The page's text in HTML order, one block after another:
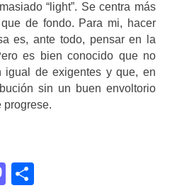
“light”. Se centra más
de fondo. Para mi, hacer
es, ante todo, pensar en la
es bien conocido que no
igual de exigentes y que, en
sin un buen envoltorio
progrese.
Mastodon